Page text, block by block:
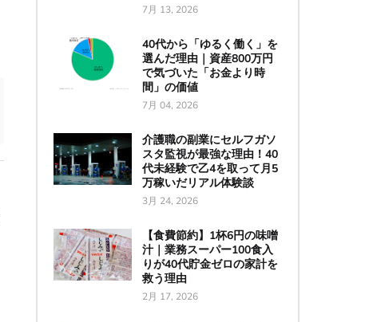
7月 13, 2026
40代から「ゆるく働く」を
選んだ理由｜資産800万円
で気づいた「お金より時
間」の価値
7月 04, 2026
介護職の副業にセルフガソ
スタ監視が最強な理由！40
代未経験で乙4を取って月5
万稼いだリアル体験談
3月 24, 2026
【食費節約】1杯6円の味噌
汁｜業務スーパー100食入
りが40代貯金ゼロの家計を
救う理由
2月 17, 2026